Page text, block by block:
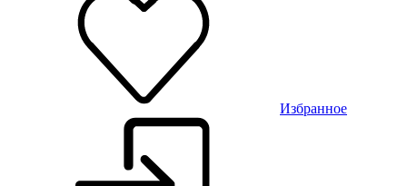
Избранное